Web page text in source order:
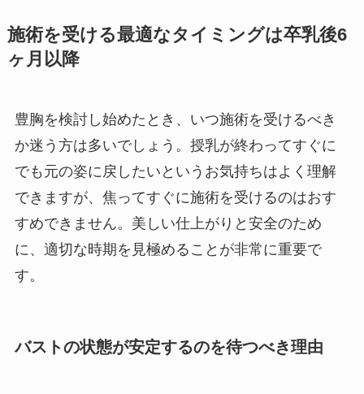
施術を受ける最適なタイミングは卒乳後6
ヶ月以降
豊胸を検討し始めたとき、いつ施術を受けるべき
か迷う方は多いでしょう。授乳が終わってすぐに
でも元の姿に戻したいというお気持ちはよく理解
できますが、焦ってすぐに施術を受けるのはおす
すめできません。美しい仕上がりと安全のため
に、適切な時期を見極めることが非常に重要で
す。
バストの状態が安定するのを待つべき理由